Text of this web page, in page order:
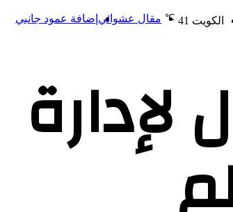
إضافة عمود جانبي مقال عشوائي الكويت 41
℃
لإدارة